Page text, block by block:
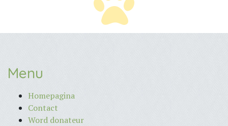
Menu
Homepagina
Contact
Word donateur